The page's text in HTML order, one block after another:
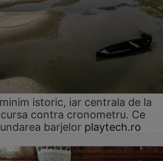
istoric, iar centrala de la
contra cronometru. Ce
barjelor playtech.ro